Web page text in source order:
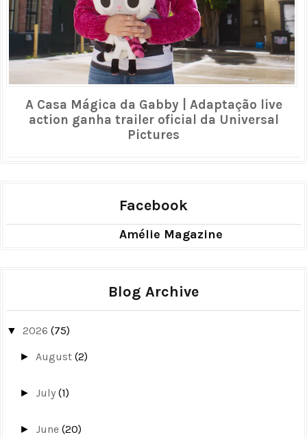
A Casa Mágica da Gabby | Adaptação live
action ganha trailer oficial da Universal
Pictures
Facebook
Amélie Magazine
Blog Archive
▼ 2026 (75)
► August(2)
►July(1)
►June(20)